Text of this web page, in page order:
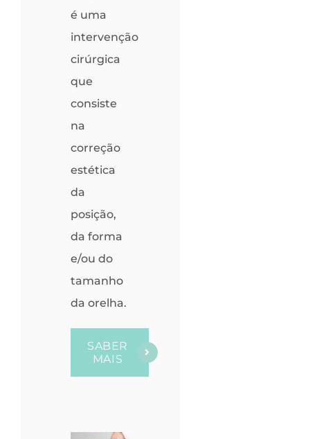
é uma
intervenção
cirúrgica
que
consiste
na
correção
estética
da
posição,
da forma
e/ou do
tamanho
da orelha.
SABER
MAIS